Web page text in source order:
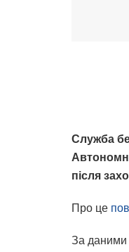
Служба
після
Про це
За даними